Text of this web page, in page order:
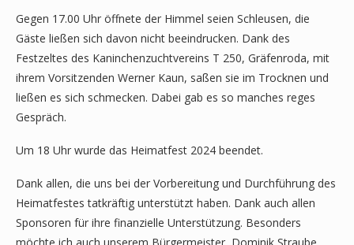
Gegen 17.00 Uhr öffnete der Himmel seien Schleusen, die
Gäste ließen sich davon nicht beeindrucken. Dank des
Festzeltes des Kaninchenzuchtvereins T 250, Gräfenroda, mit
ihrem Vorsitzenden Werner Kaun, saßen sie im Trocknen und
ließen es sich schmecken. Dabei gab es so manches reges
Gespräch.
Um 18 Uhr wurde das Heimatfest 2024 beendet.
Dank allen, die uns bei der Vorbereitung und Durchführung des
Heimatfestes tatkräftig unterstützt haben. Dank auch allen
Sponsoren für ihre finanzielle Unterstützung. Besonders